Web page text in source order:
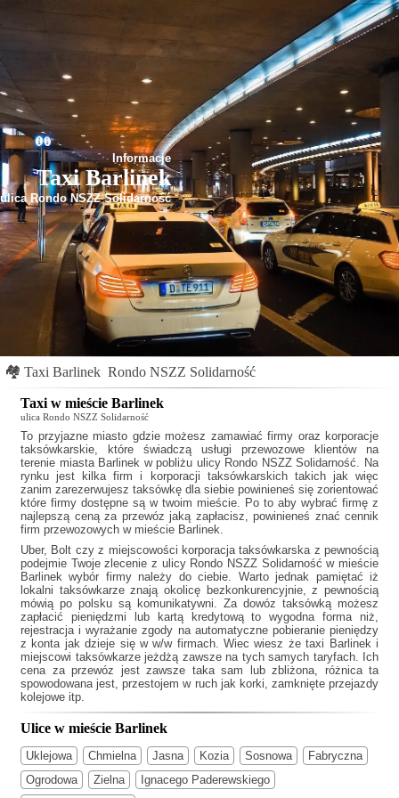
Informacje
Taxi Barlinek
ulica Rondo NSZZ Solidarność
🏘 Taxi Barlinek Rondo NSZZ Solidarność
Taxi w mieście Barlinek
ulica Rondo NSZZ Solidarność
To przyjazne miasto gdzie możesz zamawiać firmy oraz korporacje
taksówkarskie, które świadczą usługi przewozowe klientów na
terenie miasta Barlinek w pobliżu ulicy Rondo NSZZ Solidarność. Na
rynku jest kilka firm i korporacji taksówkarskich takich jak więc
zanim zarezerwujesz taksówkę dla siebie powinieneś się zorientować
które firmy dostępne są w twoim mieście. Po to aby wybrać firmę z
najlepszą ceną za przewóz jaką zapłacisz, powinieneś znać cennik
firm przewozowych w mieście Barlinek.
Uber, Bolt czy z miejscowości korporacja taksówkarska z pewnością
podejmie Twoje zlecenie z ulicy Rondo NSZZ Solidarność w mieście
Barlinek wybór firmy należy do ciebie. Warto jednak pamiętać iż
lokalni taksówkarze znają okolicę bezkonkurencyjnie, z pewnością
mówią po polsku są komunikatywni. Za dowóz taksówką możesz
zapłacić pieniędzmi lub kartą kredytową to wygodna forma niż,
rejestracja i wyrażanie zgody na automatyczne pobieranie pieniędzy
z konta jak dzieje się w w/w firmach. Wiec wiesz żetaxi Barlineki
miejscowi taksówkarze jeżdżą zawsze na tych samych taryfach. Ich
cena za przewóz jest zawsze taka sam lub zbliżona, różnica ta
spowodowana jest, przestojem w ruch jak korki, zamknięte przejazdy
kolejowe itp.
Ulice w mieście Barlinek
Uklejowa Chmielna Jasna Kozia Sosnowa
Fabryczna
Ogrodowa
Zielna
Ignacego Paderewskiego